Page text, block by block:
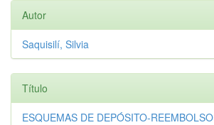
Autor
Saquisilí, Silvia
Título
ESQUEMAS DE DEPÓSITO-REEMBOLSO